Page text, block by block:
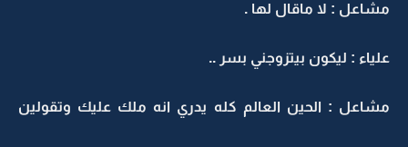
مشاعل : لا ماقال لها .
علياء : ليكون بيتزوجني بسر ..
مشاعل : الحين العالم كله يدري انه ملك عليك وتقولين